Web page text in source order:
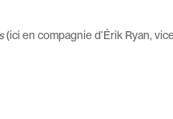
(ici en compagnie d’Érik Ryan,